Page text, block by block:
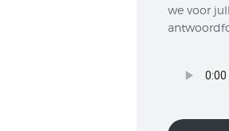
we voor